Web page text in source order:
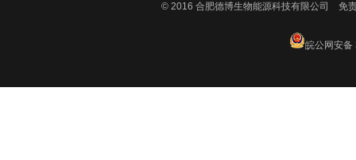
© 2016 合肥德博生物能源科技有限公司 免
皖公网安